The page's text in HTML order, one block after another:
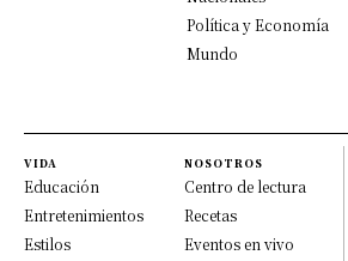
Política y Economía
Mundo
VIDA
Educación
Entretenimientos
Estilos
NOSOTROS
Centro de lectura
Recetas
Eventos en vivo